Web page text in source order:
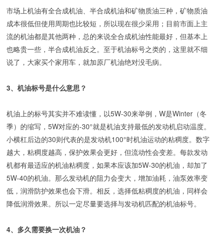
市场上机油有全合成机油、半合成机油和矿物质油三种，矿物质油
成本很低但使用周期也比较短，所以现在很少采用；目前市面上主
流的机油都是其他两种，总的来说全合成机油性能最好，但基本上
也略贵一些，半合成机油反之。至于机油标号之类的，这里就不细
说了，大家买个家用车，就加原厂机油绝对没毛病。
3、机油标号是什么意思？
机油上的标号其实并不难读懂，以5W-30来举例，W是Winter（冬
季）的缩写，5W对应的-30°就是机油支持最低的发动机启动温度。
小横杠后边的30则代表的是发动机100°时机油运动的粘稠度。数字
越大，粘稠度越高，保护效果会更好，但流动性会变差。每款发动
机都有最适应的机油粘稠度，如果本应该加5W-30的机油，却加了
5W-40的机油。那么发动机的阻力会变大，增加油耗，油泵效率变
低，润滑防护效果也会下滑。相反，选择低粘稠度的机油，同样会
降低润滑效果。所以一定尽量要选择与发动机匹配的机油标号。
4、多久需要换一次机油？